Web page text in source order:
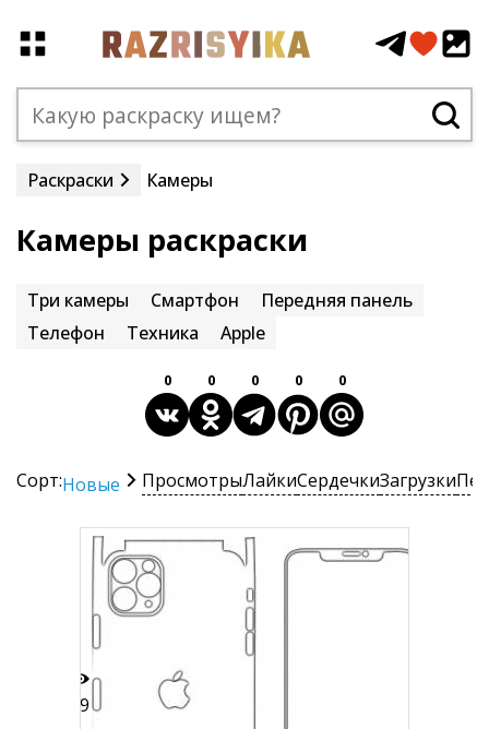
Раскраски Камеры
Камеры раскраски
Три камеры Смартфон
Передняя панель
Телефон
Техника Apple
0 0 0 0 0
Сорт:Новые ПросмотрыЛайкиСердечкиЗагрузки
79